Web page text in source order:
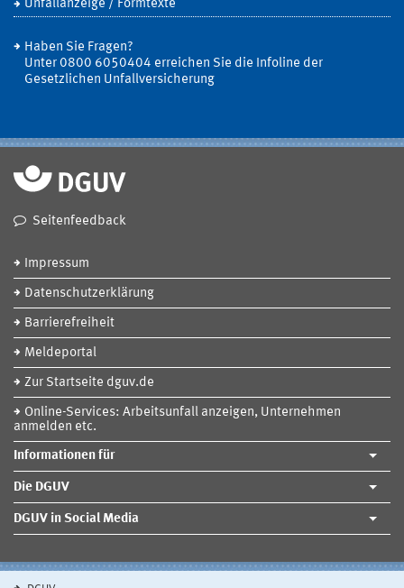
Unfallanzeige / Formtexte
Haben Sie Fragen?
Unter 0800 6050404 erreichen Sie die Infoline der
Gesetzlichen Unfallversicherung
Seitenfeedback
Impressum
Datenschutzerklärung
Barrierefreiheit
Meldeportal
Zur Startseite dguv.de
Online-Services: Arbeitsunfall anzeigen, Unternehmen
anmelden etc.
Informationen für
Die DGUV
DGUV in Social Media